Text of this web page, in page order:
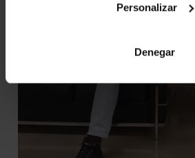
Personalizar
Denegar